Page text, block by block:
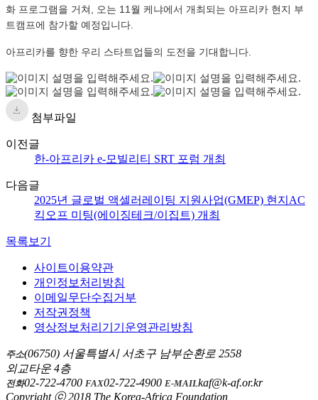
화 프로그램을 거쳐, 오는 11월 케냐에서 개최되는 아프리카 현지 부
트캠프에 참가할 예정입니다.
아프리카를 향한 우리 스타트업들의 도전을 기대합니다.
첨부파일
이전글
한-아프리카 e-모빌리티 SRT 포럼 개최
다음글
2025년 글로벌 액셀러레이팅 지원사업(GMEP) 현지AC
킥오프 미팅(에이징테크/이집트) 개최
목록보기
사이트이용약관
개인정보처리방침
이메일무단수집거부
저작권정책
영상정보처리기기운영관리방침
주소(06750) 서울특별시 서초구 남부순환로 2558
외교타운 4층
전화02-722-4700 FAX02-722-4900 E-MAILkaf@k-af.or.kr
Copyright ⓒ 2018 The Korea-Africa Foundation